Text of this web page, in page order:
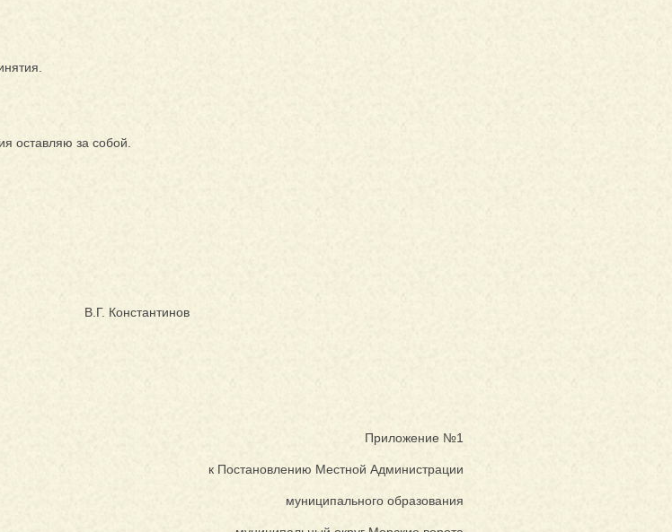
оставляю за собой.
В.Г. Константинов
Приложение №1
к Постановлению Местной Администрации
муниципального образования